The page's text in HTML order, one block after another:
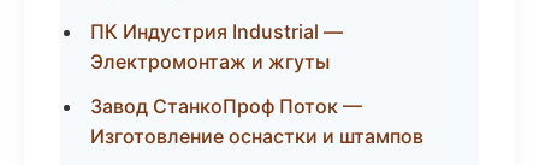
ПК Индустрия Industrial —
Электромонтаж и жгуты
Завод СтанкоПроф Поток —
Изготовление оснастки и штампов